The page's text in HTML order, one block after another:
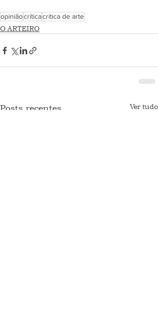
opiniãocríticacrítica de arte
O ARTEIRO
Posts recentes Ver tudo